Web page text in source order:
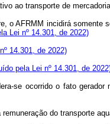
ao transporte de
o AFRMM incidirá
Lei nº 14.301, de 2022)
14.301, de 2022)
pela Lei nº 14.301, de
se ocorrido o fato
do transporte